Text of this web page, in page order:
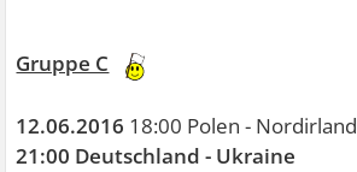
Gruppe C
12.06.2016 18:00 Polen - Nordirland
21:00 Deutschland - Ukraine